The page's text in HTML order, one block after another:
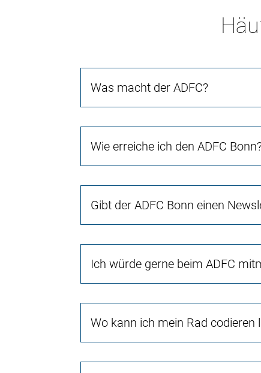
Was macht der ADFC?
Wie erreiche ich den ADFC
Gibt der ADFC Bonn einen
Ich würde gerne beim ADFC
Wo kann ich mein Rad codieren